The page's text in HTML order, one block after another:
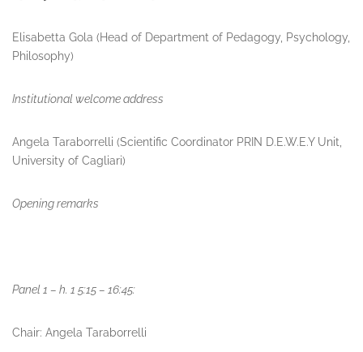
Elisabetta Gola (Head of Department of Pedagogy, Psychology,
Philosophy)
Institutional welcome address
Angela Taraborrelli (Scientific Coordinator PRIN D.E.W.E.Y Unit,
University of Cagliari)
Opening remarks
Panel 1 – h. 1 5:15 – 16:45:
Chair: Angela Taraborrelli